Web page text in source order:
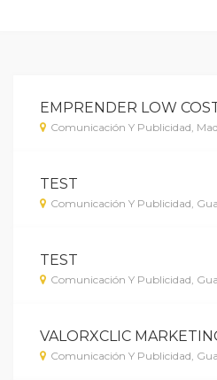
EMPRENDER LOW
Comunicación Y Publicidad,
TEST
Comunicación Y Publicidad,
TEST
Comunicación Y Publicidad,
VALORXCLIC
Comunicación Y Publicidad,